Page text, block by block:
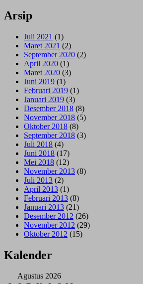
Arsip
Juli 2021 (1)
Maret 2021 (2)
September 2020 (2)
April 2020 (1)
Maret 2020 (3)
Juni 2019 (1)
Februari 2019 (1)
Januari 2019 (3)
Desember 2018 (8)
November 2018 (5)
Oktober 2018 (8)
September 2018 (3)
Juli 2018 (4)
Juni 2018 (17)
Mei 2018 (12)
November 2013 (8)
Juli 2013 (2)
April 2013 (1)
Februari 2013 (8)
Januari 2013 (21)
Desember 2012 (26)
November 2012 (29)
Oktober 2012 (15)
Kalender
Agustus 2026